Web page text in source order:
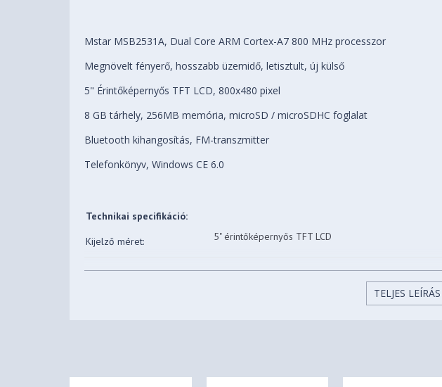
Mstar MSB2531A, Dual Core ARM Cortex-A7 800 MHz processzor
Megnövelt fényerő, hosszabb üzemidő, letisztult, új külső
5" Érintőképernyős TFT LCD, 800x480 pixel
8 GB tárhely, 256MB memória, microSD / microSDHC foglalat
Bluetooth kihangosítás, FM-transzmitter
Telefonkönyv, Windows CE 6.0
Technikai specifikáció:
Kijelző méret:
5" érintőképernyős TFT LCD
Kijelző felbontás:
800 x 480 (16:9 képarány)
Mstar MSB2531A, Dual Core ARM Cortex-A7 800 MHz
Memória (RAM):
256 MB (programok futtatásához)
TELJES LEÍRÁS